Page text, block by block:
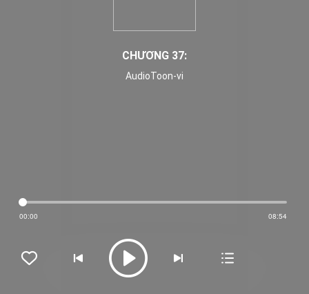
CHƯƠNG 37:
AudioToon-vi
00:00 08:54
    